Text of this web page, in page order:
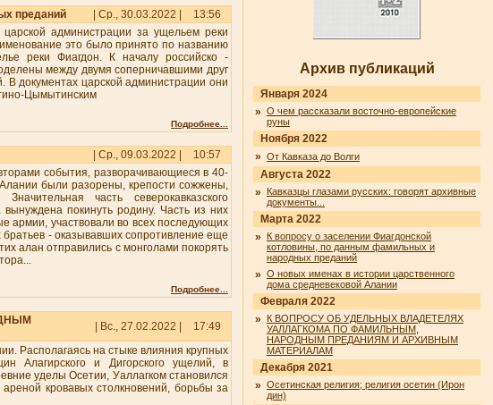
преданий | Ср., 30.03.2022 |
13:56
администрации за ущельем реки
это было принято по названию
реки Фиагдон. К началу российско -
между двумя соперничавшими друг
В документах царской администрации они
Цымытинским
Подробнее...
| Ср., 09.03.2022 |
10:57
события, разворачивающиеся в 40-
были разорены, крепости сожжены,
часть северокавказского
покинуть родину. Часть из них
армии, участвовали во всех последующих
братьев - оказывавших сопротивление еще
алан отправились с монголами покорять
Подробнее...
| Вс., 27.02.2022 |
17:49
Располагаясь на стыке влияния крупных
Алагирского и Дигорского ущелий, в
уделы Осетии, Уаллагком становился
кровавых столкновений, борьбы за
Архив публикаций
Января 2024
» О чем рассказали восточно-европейские
руны
Ноября 2022
» От Кавказа до Волги
Августа 2022
»
Кавказцы глазами русских: говорят архивные
документы...
Марта 2022
»
К вопросу о заселении Фиагдонской
котловины, по данным фамильных и
народных преданий
» О новых именах в истории царственного
дома средневековой Алании
Февраля 2022
»
К ВОПРОСУ ОБ УДЕЛЬНЫХ ВЛАДЕТЕЛЯХ
УАЛЛАГКОМА ПО ФАМИЛЬНЫМ,
НАРОДНЫМ ПРЕДАНИЯМ И АРХИВНЫМ
МАТЕРИАЛАМ
Декабря 2021
» Осетинская религия; религия осетин (Ирон
дин)